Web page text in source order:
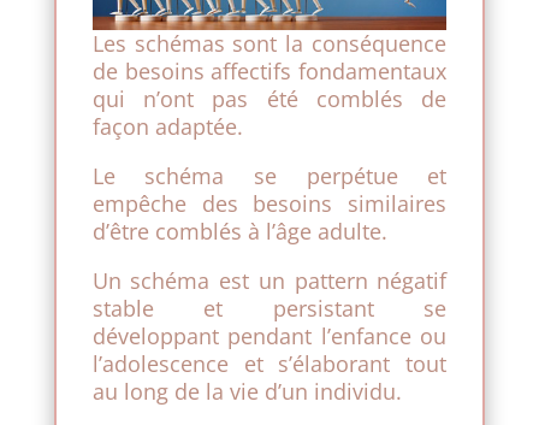
Les schémas sont la conséquence
de besoins affectifs fondamentaux
qui n’ont pas été comblés de
façon adaptée.
Le schéma se perpétue et
empêche des besoins similaires
d’être comblés à l’âge adulte.
Un schéma est un pattern négatif
stable et persistant se
développant pendant l’enfance ou
l’adolescence et s’élaborant tout
au long de la vie d’un individu.